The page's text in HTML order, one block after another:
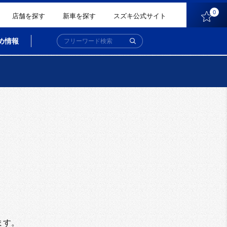
店舗を探す 新車を探す スズキ公式サイト 0
情報
す。